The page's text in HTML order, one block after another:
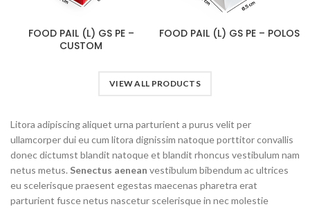
FOOD PAIL (L) GS PE –
CUSTOM
FOOD PAIL (L) GS PE – POLOS
VIEW ALL PRODUCTS
Litora adipiscing aliquet urna parturient a purus velit per
ullamcorper dui eu cum litora dignissim natoque porttitor convallis
donec dictumst blandit natoque et blandit rhoncus vestibulum nam
netus metus. Senectus aenean vestibulum bibendum ac ultrices
eu scelerisque praesent egestas maecenas pharetra erat
parturient fusce netus nascetur scelerisque in nec molestie